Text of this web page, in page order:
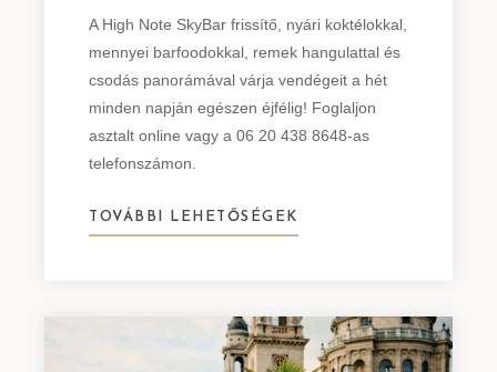
A High Note SkyBar frissítő, nyári koktélokkal,
mennyei barfoodokkal, remek hangulattal és
csodás panorámával várja vendégeit a hét
minden napján egészen éjfélig! Foglaljon
asztalt online vagy a 06 20 438 8648-as
telefonszámon.
TOVÁBBI LEHETŐSÉGEK